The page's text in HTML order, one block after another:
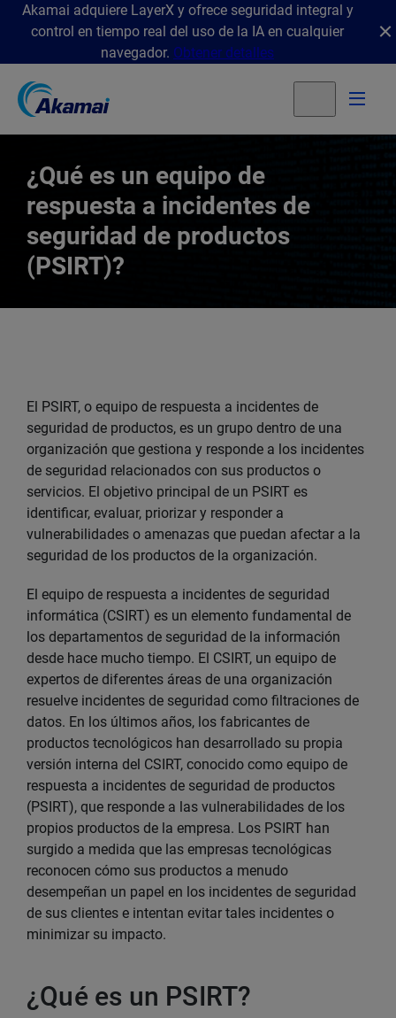
Akamai adquiere LayerX y ofrece seguridad integral y
control en tiempo real del uso de la IA en cualquier
navegador. Obtener detalles
¿Qué es un equipo de
respuesta a incidentes de
seguridad de productos
(PSIRT)?
El PSIRT, o equipo de respuesta a incidentes de
seguridad de productos, es un grupo dentro de una
organización que gestiona y responde a los incidentes
de seguridad relacionados con sus productos o
servicios. El objetivo principal de un PSIRT es
identificar, evaluar, priorizar y responder a
vulnerabilidades o amenazas que puedan afectar a la
seguridad de los productos de la organización.
El equipo de respuesta a incidentes de seguridad
informática (CSIRT) es un elemento fundamental de
los departamentos de seguridad de la información
desde hace mucho tiempo. El CSIRT, un equipo de
expertos de diferentes áreas de una organización
resuelve incidentes de seguridad como filtraciones de
datos. En los últimos años, los fabricantes de
productos tecnológicos han desarrollado su propia
versión interna del CSIRT, conocido como equipo de
respuesta a incidentes de seguridad de productos
(PSIRT), que responde a las vulnerabilidades de los
propios productos de la empresa. Los PSIRT han
surgido a medida que las empresas tecnológicas
reconocen cómo sus productos a menudo
desempeñan un papel en los incidentes de seguridad
de sus clientes e intentan evitar tales incidentes o
minimizar su impacto.
¿Qué es un PSIRT?